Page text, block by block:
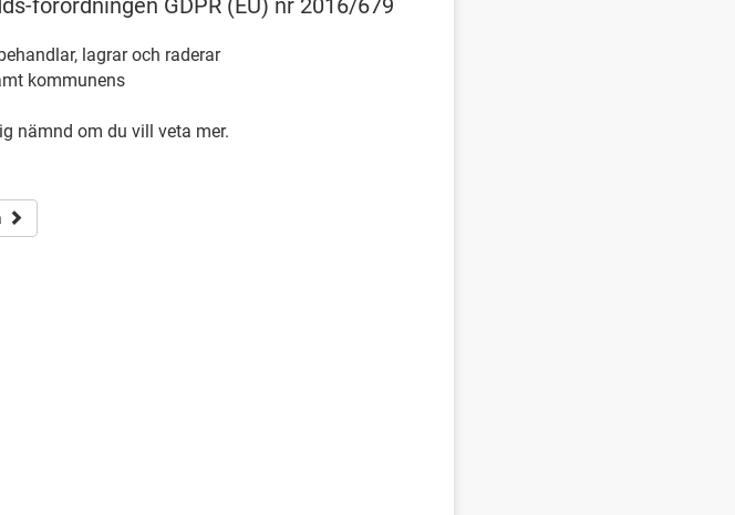
förordningen GDPR (EU) nr 2016/679
lagrar och raderar
kommunens
nämnd om du vill veta mer.